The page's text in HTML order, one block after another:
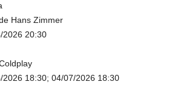
Hans Zimmer
2026 20:30
18:30; 04/07/2026 18:30